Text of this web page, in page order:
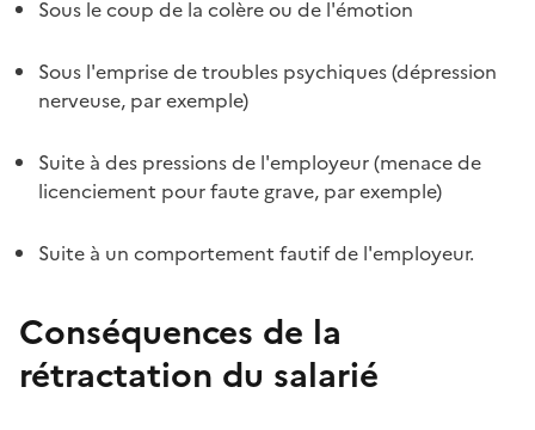
Sous le coup de la colère ou de l'émotion
Sous l'emprise de troubles psychiques (dépression
nerveuse, par exemple)
Suite à des pressions de l'employeur (menace de
licenciement pour faute grave, par exemple)
Suite à un comportement fautif de l'employeur.
Conséquences de la
rétractation du salarié